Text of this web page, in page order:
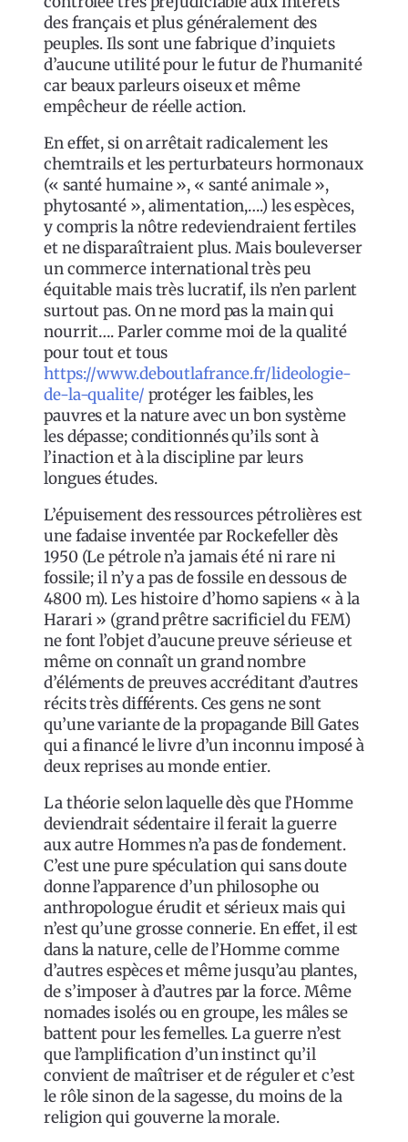
des français et plus généralement des
peuples. Ils sont une fabrique d’inquiets
d’aucune utilité pour le futur de l’humanité
car beaux parleurs oiseux et même
empêcheur de réelle action.
En effet, si on arrêtait radicalement les
chemtrails et les perturbateurs hormonaux
(« santé humaine », « santé animale »,
phytosanté », alimentation,….) les espèces,
y compris la nôtre redeviendraient fertiles
et ne disparaîtraient plus. Mais bouleverser
un commerce international très peu
équitable mais très lucratif, ils n’en parlent
surtout pas. On ne mord pas la main qui
nourrit…. Parler comme moi de la qualité
pour tout et tous
https://www.deboutlafrance.fr/lideologie-
de-la-qualite/ protéger les faibles, les
pauvres et la nature avec un bon système
les dépasse; conditionnés qu’ils sont à
l’inaction et à la discipline par leurs
longues études.
L’épuisement des ressources pétrolières est
une fadaise inventée par Rockefeller dès
1950 (Le pétrole n’a jamais été ni rare ni
fossile; il n’y a pas de fossile en dessous de
4800 m). Les histoire d’homo sapiens « à la
Harari » (grand prêtre sacrificiel du FEM)
ne font l’objet d’aucune preuve sérieuse et
même on connaît un grand nombre
d’éléments de preuves accréditant d’autres
récits très différents. Ces gens ne sont
qu’une variante de la propagande Bill Gates
qui a financé le livre d’un inconnu imposé à
deux reprises au monde entier.
La théorie selon laquelle dès que l’Homme
deviendrait sédentaire il ferait la guerre
aux autre Hommes n’a pas de fondement.
C’est une pure spéculation qui sans doute
donne l’apparence d’un philosophe ou
anthropologue érudit et sérieux mais qui
n’est qu’une grosse connerie. En effet, il est
dans la nature, celle de l’Homme comme
d’autres espèces et même jusqu’au plantes,
de s’imposer à d’autres par la force. Même
nomades isolés ou en groupe, les mâles se
battent pour les femelles. La guerre n’est
que l’amplification d’un instinct qu’il
convient de maîtriser et de réguler et c’est
le rôle sinon de la sagesse, du moins de la
religion qui gouverne la morale.